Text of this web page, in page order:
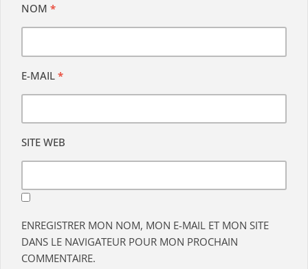
NOM *
E-MAIL *
SITE WEB
ENREGISTRER MON NOM, MON E-MAIL ET MON SITE
DANS LE NAVIGATEUR POUR MON PROCHAIN
COMMENTAIRE.